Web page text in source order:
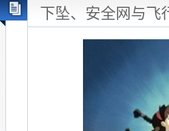
下坠、安全网与飞